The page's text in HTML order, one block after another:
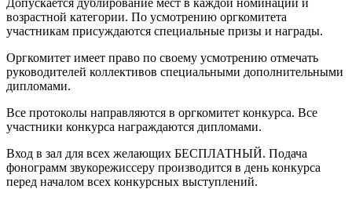
возрастной категории. По усмотрению оргкомитета
участникам присуждаются специальные призы и награды.
Оргкомитет имеет право по своему усмотрению отмечать
руководителей коллективов специальными дополнительными
дипломами.
Все протоколы направляются в оргкомитет конкурса. Все
участники конкурса награждаются дипломами.
Вход в зал для всех желающих БЕСПЛАТНЫЙ. Подача
фонограмм звукорежиссеру производится в день конкурса
перед началом всех конкурсных выступлений.